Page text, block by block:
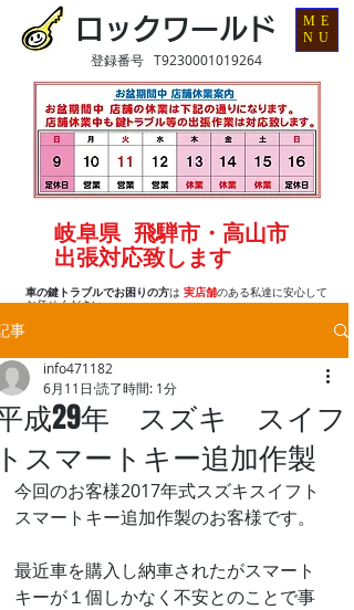
ロックワールド
車の鍵トラブルでお困りの方は 実店舗のある私達に安心して
お任せください
岐阜県 飛騨市・高山市
出張対応致します
登録番号 T9230001019264
ME
NU
事
成29年 スズキ スイフ
スマートキー追加作製
info471182
6月11日 読了時間: 1分
今回のお客様2017年式スズキスイフト
スマートキー追加作製のお客様です。
最近車を購入し納車されたがスマート
キーが１個しかなく不安とのことで事